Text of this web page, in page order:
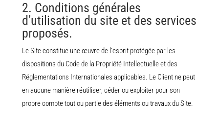
2. Conditions générales
d’utilisation du site et des services
proposés.
Le Site constitue une œuvre de l’esprit protégée par les
dispositions du Code de la Propriété Intellectuelle et des
Réglementations Internationales applicables. Le Client ne peut
en aucune manière réutiliser, céder ou exploiter pour son
propre compte tout ou partie des éléments ou travaux du Site.